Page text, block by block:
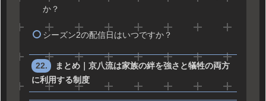
か？
シーズン2の配信日はいつですか？
まとめ｜京八流は家族の絆を強さと犠牲の両方
に利用する制度